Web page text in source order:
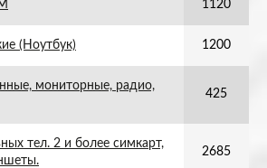
1120
(Ноутбук) 1200
мониторные, радио,
425
тел. 2 и более симкарт,
2685